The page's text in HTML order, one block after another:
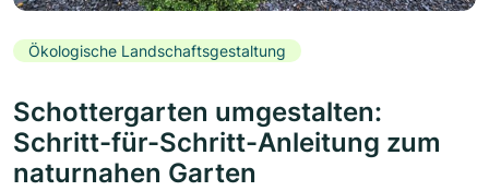
Ökologische Landschaftsgestaltung
Schottergarten umgestalten:
Schritt-für-Schritt-Anleitung zum
naturnahen Garten